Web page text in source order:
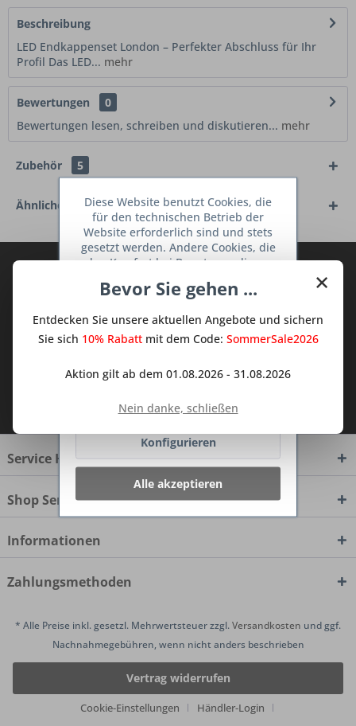
Beschreibung
LED Endkappenset London – Perfekter Abschluss für Ihr
Profil Das LED... mehr
Bewertungen
0
Bewertungen lesen, schreiben und diskutieren... mehr
Zubehör 5
Ähnliche Artikel
TraumKüche Newsletter und verpassen
Sie keine Neuigkeit oder Aktion mehr aus
dem Traum Küchen - Shop.
zur Kenntnis genommen.
Service Hotline
Shop Service
Informationen
Zahlungsmethoden
* Alle Preise inkl. gesetzl. Mehrwertsteuer zzgl.Versandkosten und ggf.
Nachnahmegebühren, wenn nicht anders beschrieben
Vertrag widerrufen
Cookie-Einstellungen
Händler-Login
×
Bevor Sie gehen ...
Entdecken Sie unsere aktuellen Angebote und sichern
Sie sich 10% Rabattmit dem Code: SommerSale2026
Aktion gilt ab dem 01.08.2026 - 31.08.2026
Nein danke, schließen
Diese Website benutzt Cookies, die
für den technischen Betrieb der
Website erforderlich sind und stets
gesetzt werden. Andere Cookies, die
den Komfort bei Benutzung dieser
dienen oder die Interaktion mit
Netzwerken vereinfachen sollen,
werden nur mit Ihrer Zustimmung
Ablehnen
Konfigurieren
Alle akzeptieren